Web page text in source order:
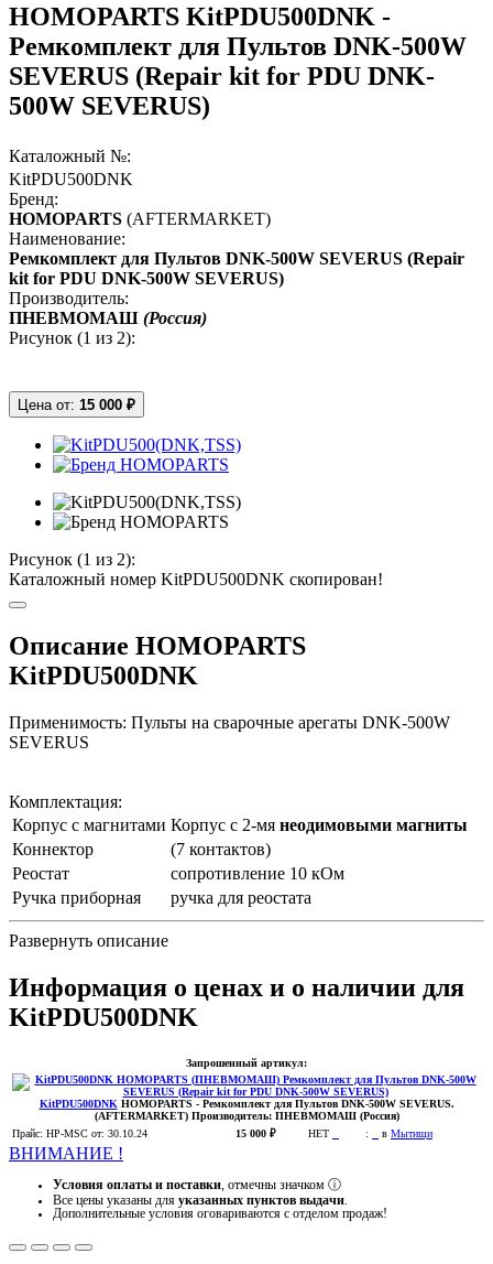
HOMOPARTS KitPDU500DNK -
Ремкомплект для Пультов DNK-500W
SEVERUS (Repair kit for PDU DNK-
500W SEVERUS)
Каталожный №:
KitPDU500DNK
Бренд:
HOMOPARTS (AFTERMARKET)
Наименование:
Ремкомплект для Пультов DNK-500W SEVERUS (Repair
kit for PDU DNK-500W SEVERUS)
Производитель:
ПНЕВМОМАШ (Россия)
Рисунок (1 из 2):
Цена от: 15 000 ₽
Рисунок (1 из 2):
Каталожный номер KitPDU500DNK скопирован!
Описание HOMOPARTS
KitPDU500DNK
Применимость: Пульты на сварочные арегаты DNK-500W
SEVERUS
Комплектация:
Корпус с магнитами Корпус с 2-мя неодимовыми магниты
Коннектор
(7 контактов)
Реостат
сопротивление 10 кОм
Ручка приборная
ручка для реостата
Развернуть описание
Информация о ценах и о наличии для
KitPDU500DNK
Запрошенный артикул:
KitPDU500DNK HOMOPARTS - Ремкомплект для Пультов DNK-500W SEVERUS.
(AFTERMARKET)Производитель: ПНЕВМОМАШ (Россия)
Прайс: HP-MSC от: 30.10.24 15 000 ₽ НЕТ : в Мытищи
ВНИМАНИЕ !
Условия оплаты и поставки , отмечны значком ⓘ
Все цены указаны для указанных пунктов выдачи
Дополнительные условия оговариваются с отделом продаж!